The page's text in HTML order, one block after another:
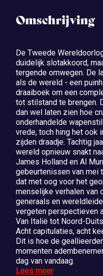
Omschrijving
De Tweede
duidelijk slotakkoord,
tergende omwegen. De
als de wereld - een
draaiboek om een
tot stilstand te brengen.
dan wel laten zien hoe
onderhandelde
vrede, toch hing het ook
zijden draadje. Tachtig
wereld opnieuw snakt
James Holland en Al
gebeurtenissen van mei
dat met oog voor het
menselijke verhalen van
generaals en
vergeten perspectieven
Van Italië tot Noord-
Acht capitulaties, acht
Dit is hoe de
momenten
dag van vandaag.
Lees meer